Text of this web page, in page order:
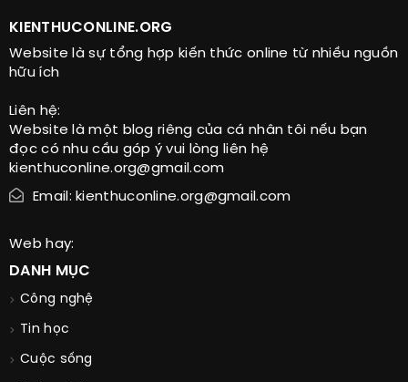
KIENTHUCONLINE.ORG
Website là sự tổng hợp kiến thức online từ nhiều nguồn
hữu ích
Liên hệ:
Website là một blog riêng của cá nhân tôi nếu bạn
đọc có nhu cầu góp ý vui lòng liên hệ
kienthuconline.org@gmail.com
Email: kienthuconline.org@gmail.com
Web hay:
DANH MỤC
Công nghệ
Tin học
Cuộc sống